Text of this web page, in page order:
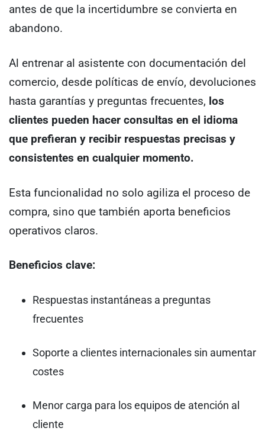
antes de que la incertidumbre se convierta en
abandono.
Al entrenar al asistente con documentación del
comercio, desde políticas de envío, devoluciones
hasta garantías y preguntas frecuentes, los
clientes pueden hacer consultas en el idioma
que prefieran y recibir respuestas precisas y
consistentes en cualquier momento.
Esta funcionalidad no solo agiliza el proceso de
compra, sino que también aporta beneficios
operativos claros.
Beneficios clave:
Respuestas instantáneas a preguntas
frecuentes
Soporte a clientes internacionales sin aumentar
costes
Menor carga para los equipos de atención al
cliente